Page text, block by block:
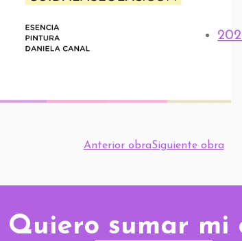
Anterior obraSiguiente obra
Quiero sumar mi